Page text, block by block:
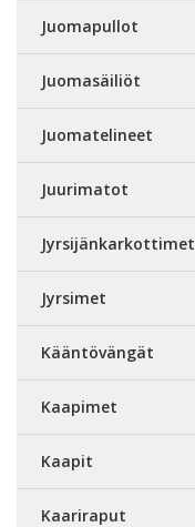
Juomapullot
Juomasäiliöt
Juomatelineet
Juurimatot
Jyrsijänkarkottimet
Jyrsimet
Kääntövängät
Kaapimet
Kaapit
Kaariraput